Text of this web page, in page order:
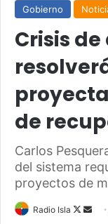
Gobierno
Crisis
de
Carlos
del sistema
proyectos de
Radio Isla
Follow
Send